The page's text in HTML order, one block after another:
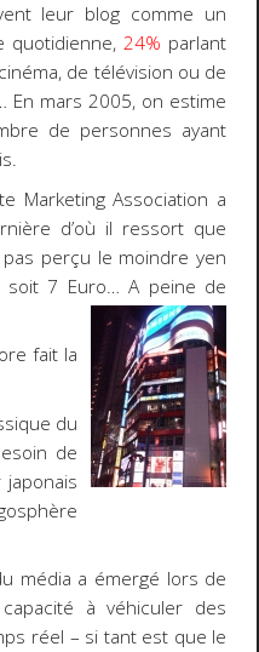
leur blog comme un
quotidienne,24% parlant
de télévision ou de
En mars 2005, on estime
de personnes ayant
Marketing Association a
d’où il ressort que
pas perçu le moindre yen
soit 7 Euro… A peine de
fait la
du
de
média a émergé lors de
à véhiculer des
réel – si tant est que le